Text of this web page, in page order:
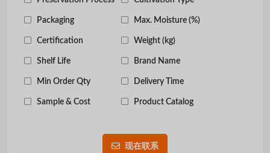
Packaging Max. Moisture (%)
Certification Weight (kg)
Shelf Life Brand Name
Min Order Qty Delivery Time
Sample & Cost Product Catalog
现在联系